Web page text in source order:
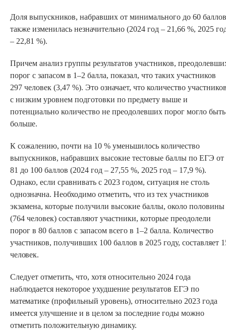
Доля выпускников, набравших от минимального до 60
также изменилась незначительно (2024 год – 21,66 %, 2025
– 22,81 %).
Причем анализ группы результатов участников,
порог с запасом в 1–2 балла, показал, что таких участников
297 человек (3,47 %). Это означает, что количество
с низким уровнем подготовки по предмету выше и
потенциально количество не преодолевших порог могло быть
больше.
К сожалению, почти на 10 % уменьшилось количество
выпускников, набравших высокие тестовые баллы по ЕГЭ от
81 до 100 баллов (2024 год – 27,55 %, 2025 год – 17,9 %).
Однако, если сравнивать с 2023 годом, ситуация не столь
однозначна. Необходимо отметить, что из тех участников
экзамена, которые получили высокие баллы, около половины
(764 человек) составляют участники, которые преодолели
порог в 80 баллов с запасом всего в 1–2 балла. Количество
участников, получивших 100 баллов в 2025 году, составляет
человек.
Следует отметить, что, хотя относительно 2024 года
наблюдается некоторое ухудшение результатов ЕГЭ по
математике (профильный уровень), относительно 2023 года
имеется улучшение и в целом за последние годы можно
отметить положительную динамику.